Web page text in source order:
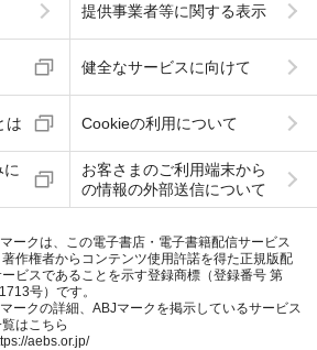
提供事業者等に関する表示
健全なサービスに向けて
は Cookieの利用について
お客さまのご利用端末から
の情報の外部送信について
ークは、この電子書店・電子書籍配信サービス
作権者からコンテンツ使用許諾を得た正規版配
ビスであることを示す登録商標（登録番号 第
号）です。
ークの詳細、ABJマークを掲示しているサービス
はこちら
aebs.or.jp/